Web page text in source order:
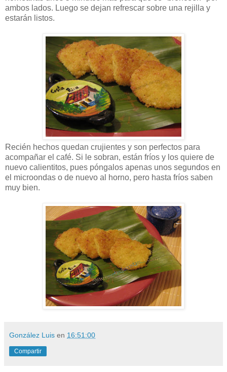
ambos lados. Luego se dejan refrescar sobre una rejilla y
estarán listos.
Recién hechos quedan crujientes y son perfectos para
acompañar el café. Si le sobran, están fríos y los quiere de
nuevo calientitos, pues póngalos apenas unos segundos en
el microondas o de nuevo al horno, pero hasta fríos saben
muy bien.
González Luis en 16:51:00
Compartir